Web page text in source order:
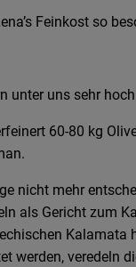
Feinkost so
unter uns sehr
60-80 kg
nicht mehr
als Gericht zum
Kalamata
werden, veredeln